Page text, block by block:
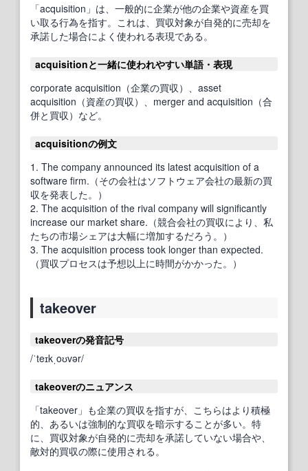
「acquisition」は、一般的に企業が他の企業や資産を買
い取る行為を指す。これは、買収対象が自発的に売却を
承諾した場合によく使われる表現である。
acquisitionと一緒に使われやすい単語・表現
corporate acquisition（企業の買収）、asset
acquisition（資産の買収）、merger and acquisition（合
併と買収）など。
acquisitionの例文
1. The company announced its latest acquisition of a
software firm.（その会社はソフトウェア会社の最新の買
収を発表した。）
2. The acquisition of the rival company will significantly
increase our market share.（競合会社の買収により、私
たちの市場シェアは大幅に増加するだろう。）
3. The acquisition process took longer than expected.
（買収プロセスは予想以上に時間がかかった。）
takeover
takeoverの発音記号
/ˈteɪkˌoʊvər/
takeoverのニュアンス
「takeover」も企業の買収を指すが、こちらはより積極
的、あるいは強制的な買収を暗示することが多い。特
に、買収対象が自発的に売却を承諾していない場合や、
敵対的買収の際に使用される。